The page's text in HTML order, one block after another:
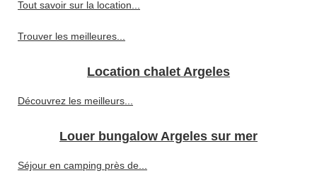
Tout savoir sur la location...
Trouver les meilleures...
Location chalet Argeles
Découvrez les meilleurs...
Louer bungalow Argeles sur mer
Séjour en camping près de...